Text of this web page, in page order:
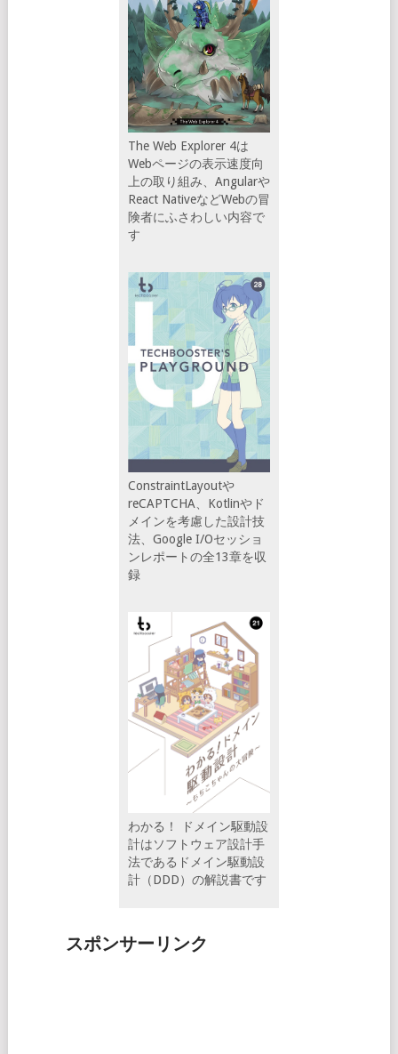
The Web Explorer 4は
Webページの表示速度向
上の取り組み、Angularや
React NativeなどWebの冒
険者にふさわしい内容で
す
ConstraintLayoutや
reCAPTCHA、Kotlinやド
メインを考慮した設計技
法、Google I/Oセッショ
ンレポートの全13章を収
録
わかる！ ドメイン駆動設
計はソフトウェア設計手
法であるドメイン駆動設
計（DDD）の解説書です
スポンサーリンク